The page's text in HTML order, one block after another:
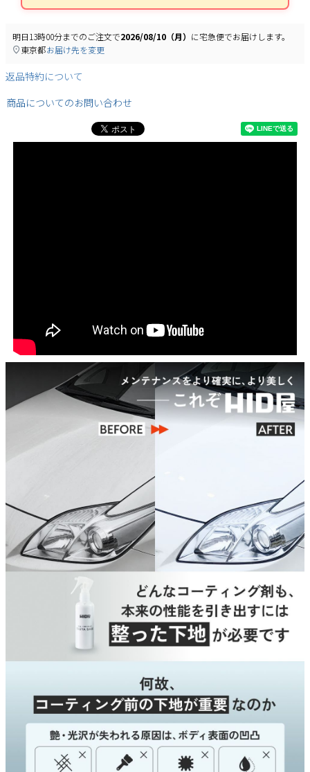
明日13時00分までのご注文で2026/08/10（月） に宅急便でお届けします。
東京都お届け先を変更
返品特約について
商品についてのお問い合わせ